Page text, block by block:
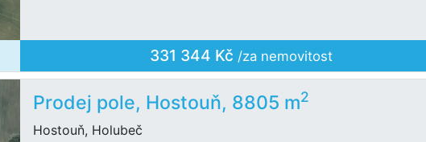
331 344 Kč /za nemovitost
Prodej pole, Hostouň, 8805 m2
Hostouň, Holubeč